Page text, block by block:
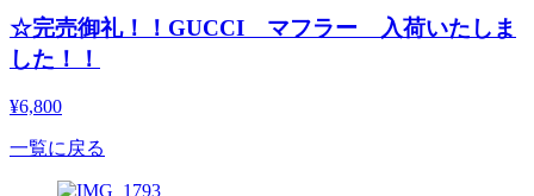
☆完売御礼！！GUCCI マフラー 入荷いたしま
した！！
¥6,800
一覧に戻る